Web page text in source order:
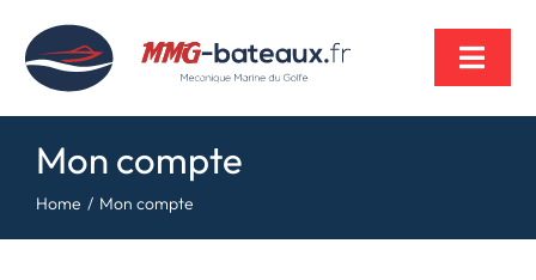
contenu
Mon compte
Home Mon compte